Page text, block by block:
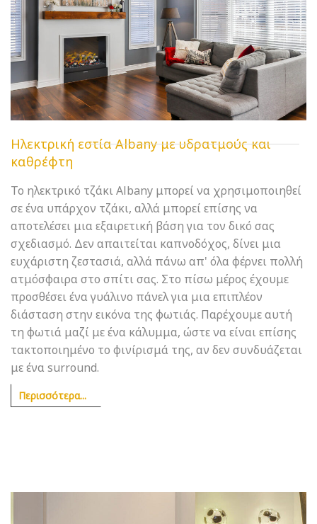
Ηλεκτρική εστία Albany με υδρατμούς και
καθρέφτη
Το ηλεκτρικό τζάκι Albany μπορεί να χρησιμοποιηθεί
σε ένα υπάρχον τζάκι, αλλά μπορεί επίσης να
αποτελέσει μια εξαιρετική βάση για τον δικό σας
σχεδιασμό. Δεν απαιτείται καπνοδόχος, δίνει μια
ευχάριστη ζεστασιά, αλλά πάνω απ' όλα φέρνει πολλή
ατμόσφαιρα στο σπίτι σας. Στο πίσω μέρος έχουμε
προσθέσει ένα γυάλινο πάνελ για μια επιπλέον
διάσταση στην εικόνα της φωτιάς. Παρέχουμε αυτή
τη φωτιά μαζί με ένα κάλυμμα, ώστε να είναι επίσης
τακτοποιημένο το φινίρισμά της, αν δεν συνδυάζεται
με ένα surround.
Περισσότερα...